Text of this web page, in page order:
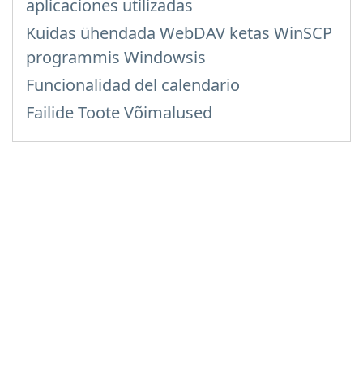
aplicaciones utilizadas
Kuidas ühendada WebDAV ketas WinSCP
programmis Windowsis
Funcionalidad del calendario
Failide Toote Võimalused